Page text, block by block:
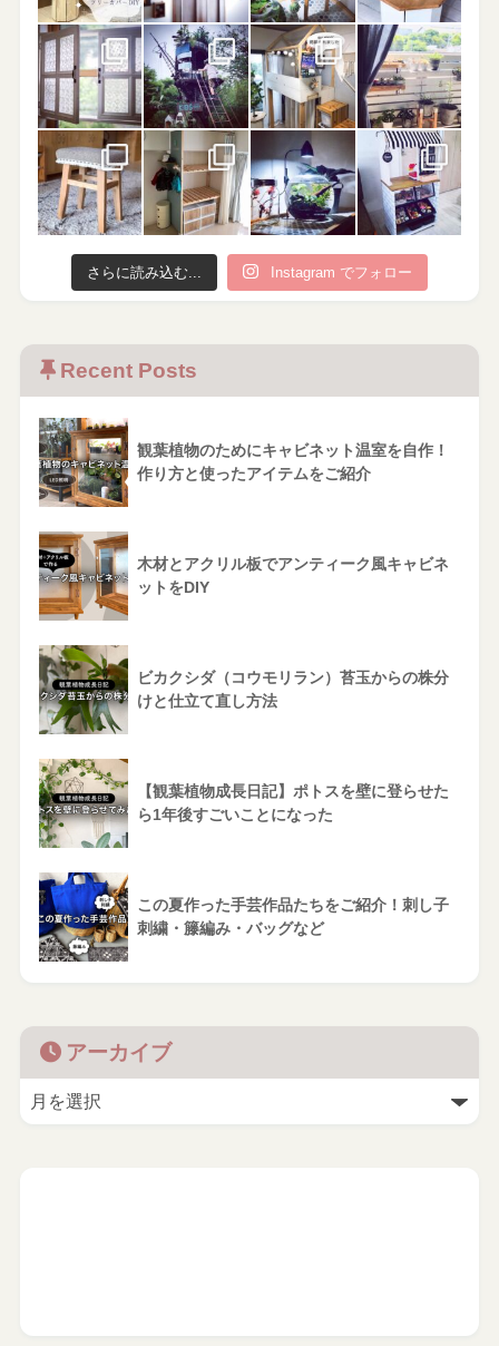
さらに読み込む... Instagram でフォロー
Recent Posts
観葉植物のためにキャビネット温室を自作！
作り方と使ったアイテムをご紹介
木材とアクリル板でアンティーク風キャビネ
ットをDIY
ビカクシダ（コウモリラン）苔玉からの株分
けと仕立て直し方法
【観葉植物成長日記】ポトスを壁に登らせた
ら1年後すごいことになった
この夏作った手芸作品たちをご紹介！刺し子
刺繍・籐編み・バッグなど
アーカイブ